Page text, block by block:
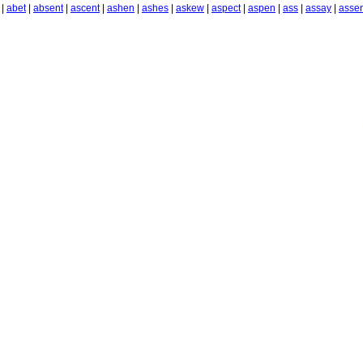
abet| absent| ascent| ashen ashes askew aspect| aspen ass assay